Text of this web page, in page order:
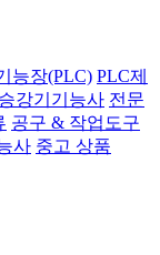
능장(PLC) PLC제
승강기기능사 전문
공구 & 작업도구
사 중고 상품